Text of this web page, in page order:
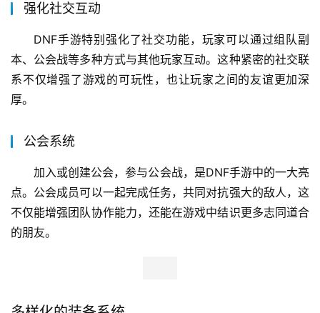
强化社交互动
DNF手游特别强化了社交功能，玩家可以通过组队副
本、公会战等多种方式与其他玩家互动。这种紧密的社交联
系不仅增强了游戏的可玩性，也让玩家之间的友谊更加深
厚。
公会系统
加入或创建公会，参与公会战，是DNF手游中的一大亮
点。公会成员可以一起完成任务，共同对抗强大的敌人，这
不仅能增强团队协作能力，还能在游戏中结识更多志同道合
的朋友。